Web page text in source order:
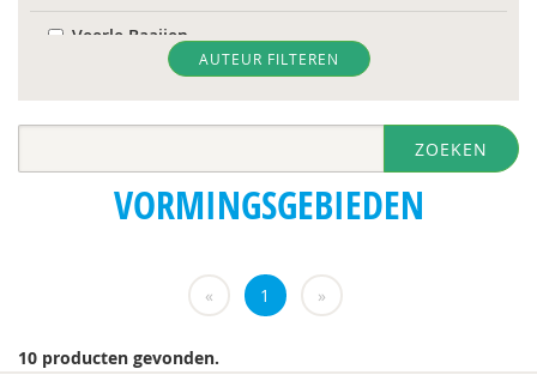
Veerle Baaijen
Jenthe Baeyens
Anna Bakker
Nelleke Bakker
AUTEUR FILTEREN
ZOEKEN
VORMINGSGEBIEDEN
« 1 »
10 producten gevonden.